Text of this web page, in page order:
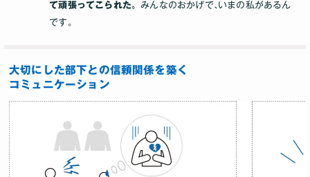
て頑張ってこられた。 みんなのおかげで､いまの私があるん
です｡
大切にした部下との信頼関係を築く
コミュニケーション